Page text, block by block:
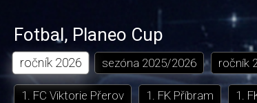
Fotbal, Planeo Cup
ročník 2026 sezóna 2025/2026 ročník
1. FC Viktorie Přerov 1. FK Příbram 1.